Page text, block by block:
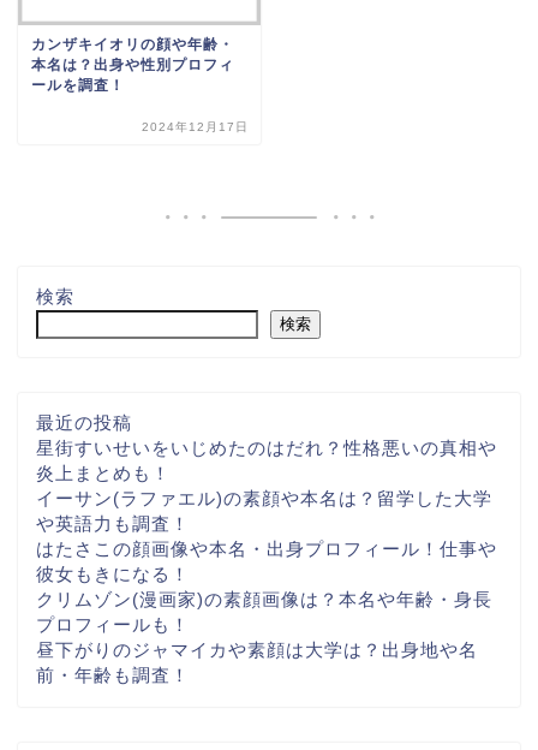
カンザキイオリの顔や年齢・
本名は？出身や性別プロフィ
ールを調査！
2024年12月17日
検索
検索
最近の投稿
星街すいせいをいじめたのはだれ？性格悪いの真相や
炎上まとめも！
イーサン(ラファエル)の素顔や本名は？留学した大学
や英語力も調査！
はたさこの顔画像や本名・出身プロフィール！仕事や
彼女もきになる！
クリムゾン(漫画家)の素顔画像は？本名や年齢・身長
プロフィールも！
昼下がりのジャマイカや素顔は大学は？出身地や名
前・年齢も調査！